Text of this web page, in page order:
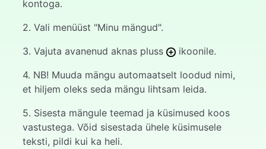
kontoga.
2. Vali menüüst "Minu mängud".
3. Vajuta avanenud aknas pluss
ikoonile.
4. NB! Muuda mängu automaatselt loodud nimi,
et hiljem oleks seda mängu lihtsam leida.
5. Sisesta mängule teemad ja küsimused koos
vastustega. Võid sisestada ühele küsimusele
teksti, pildi kui ka heli.